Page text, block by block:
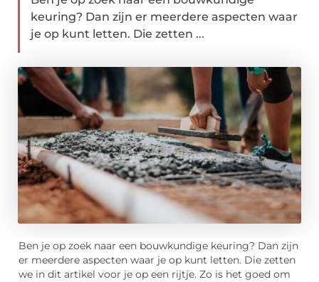
keuring? Dan zijn er meerdere aspecten waar
je op kunt letten. Die zetten ...
Ben je op zoek naar een bouwkundige keuring? Dan zijn
er meerdere aspecten waar je op kunt letten. Die zetten
we in dit artikel voor je op een rijtje. Zo is het goed om